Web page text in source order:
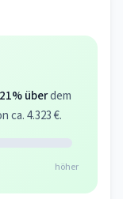
21% überdem
4.323 €.
höher